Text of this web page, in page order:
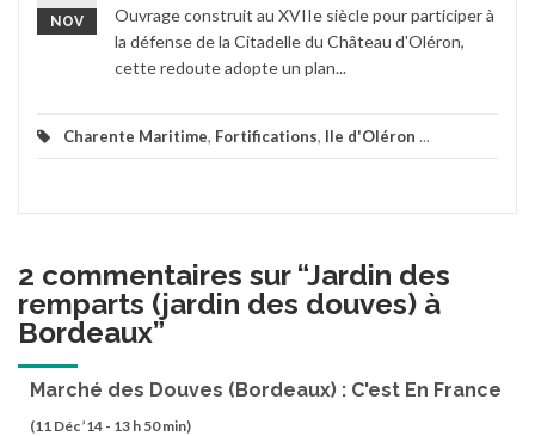
NOV
Ouvrage construit au XVIIe siècle pour participer à
la défense de la Citadelle du Château d'Oléron,
cette redoute adopte un plan...
Charente Maritime, Fortifications, Ile d'Oléron ...
2 commentaires sur “Jardin des
remparts (jardin des douves) à
Bordeaux”
Marché des Douves (Bordeaux) : C'est En France
(11 Déc ’14 - 13 h 50 min)